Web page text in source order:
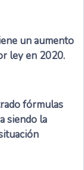
un aumento
ley en 2020.
fórmulas
siendo la